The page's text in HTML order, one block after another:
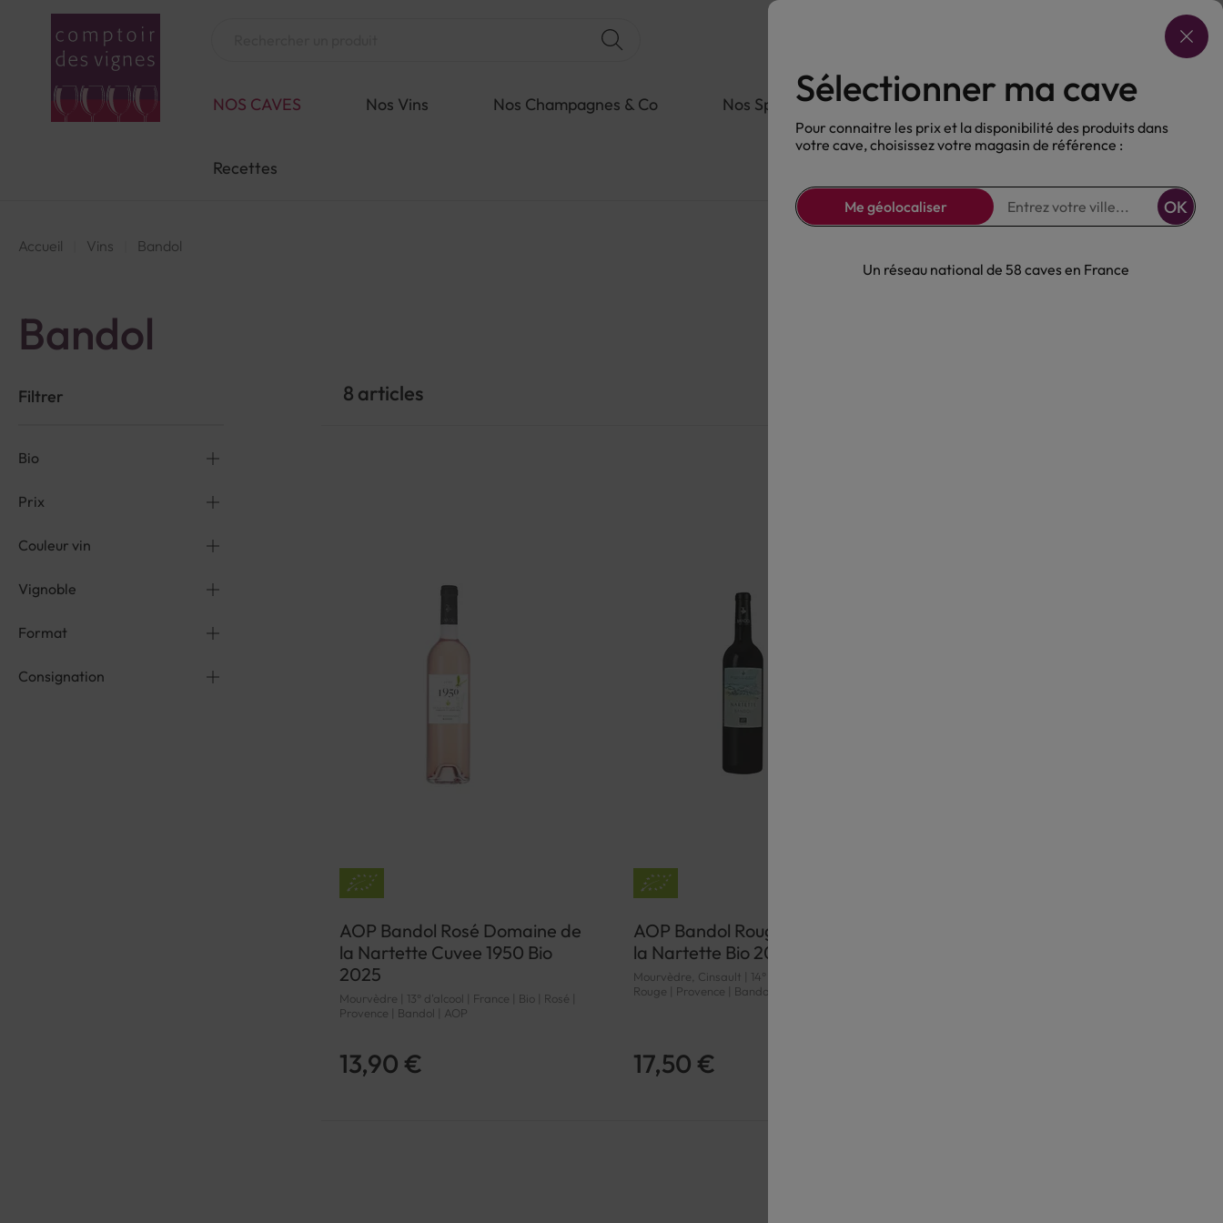
Choisir ma cave
NOS CAVES Nos Vins Nos Champagnes & Co Nos Spiritueux Nos Bières Sans alcool
Recettes
Accueil Vins Bandol
Bandol
8 articles
AOP Bandol Rosé Domaine de
la Nartette Cuvee 1950 Bio
2025
Mourvèdre | 13° d'alcool | France | Bio | Rosé |
Provence | Bandol | AOP
13,90 €
AOP Bandol Rouge Domaine de
la Nartette Bio 2019
Mourvèdre, Cinsault | 14° d'alcool | France | Bio |
Rouge | Provence | Bandol | AOP
17,50 €
Filtrer
Bio
Prix
Couleur vin
Vignoble
Format
Consignation
Sélectionner ma cave
Pour connaitre les prix et la disponibilité des produits dans
votre cave, choisissez votre magasin de référence :
Me géolocaliser OK
Un réseau national de 58 caves en France